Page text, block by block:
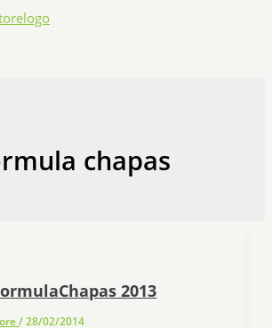
chapas
2013
/28/02/2014